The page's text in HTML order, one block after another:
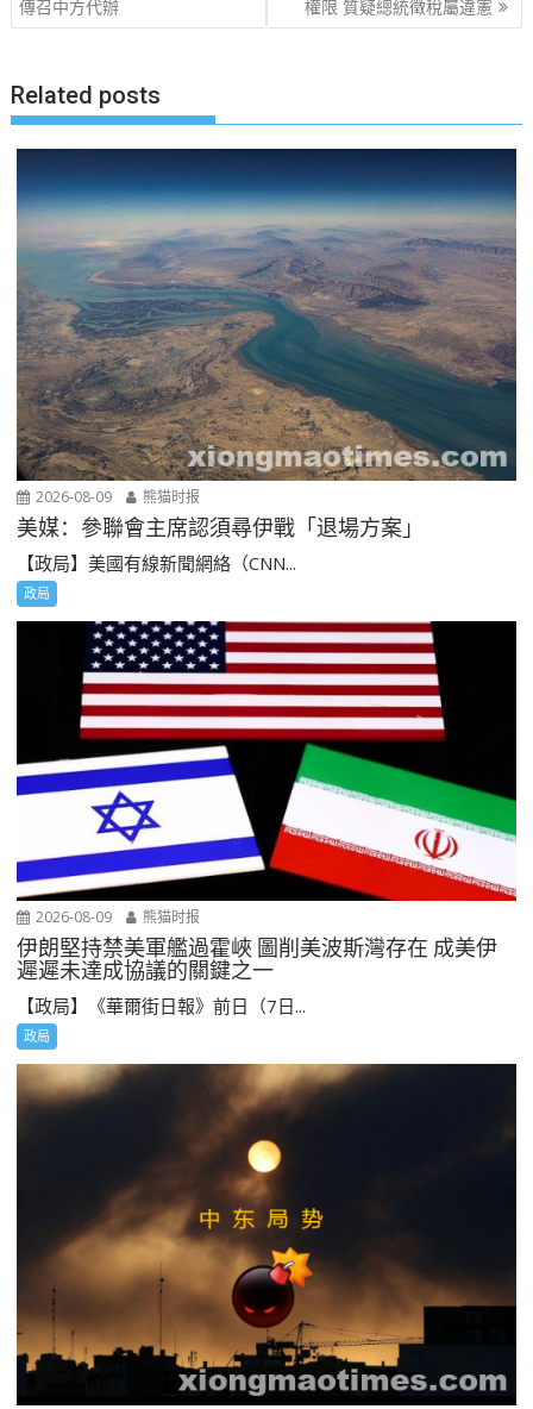
导
傳召中方代辦 權限 質疑總統徵稅屬違憲
Related posts
2026-08-09 熊猫时报
美媒：參聯會主席認須尋伊戰「退場方案」
【政局】美國有線新聞網絡（CNN...
政局
2026-08-09 熊猫时报
伊朗堅持禁美軍艦過霍峽 圖削美波斯灣存在 成美伊
遲遲未達成協議的關鍵之一
【政局】《華爾街日報》前日（7日...
政局